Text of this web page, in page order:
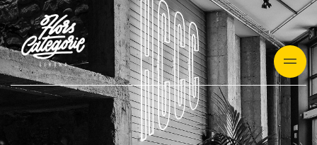
Vés
al
contingut